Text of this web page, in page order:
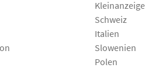
Schweiz
Italien
Slowenien
Polen